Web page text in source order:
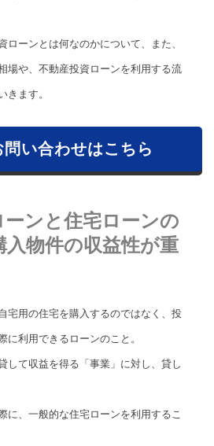
ローンとは何なのかについて、また、
場や、不動産投資ローンを利用する流
きます。
い合わせはこちら
ンと住宅ローンの
物件の収益性が重
宅用の住宅を購入するのではなく、投
に利用できるローンのこと。
して収益を得る「事業」に対し、貸し
に、一般的な住宅ローンを利用するこ